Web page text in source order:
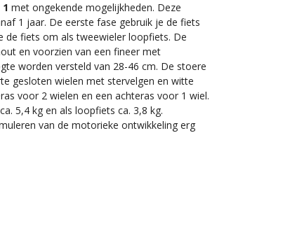
met ongekende mogelijkheden. Deze
1 jaar. De eerste fase gebruik je de fiets
de fiets om als tweewieler loopfiets. De
en voorzien van een fineer met
worden versteld van 28-46 cm. De stoere
gesloten wielen met stervelgen en witte
voor 2 wielen en een achteras voor 1 wiel.
5,4 kg en als loopfiets ca. 3,8 kg.
van de motorieke ontwikkeling erg